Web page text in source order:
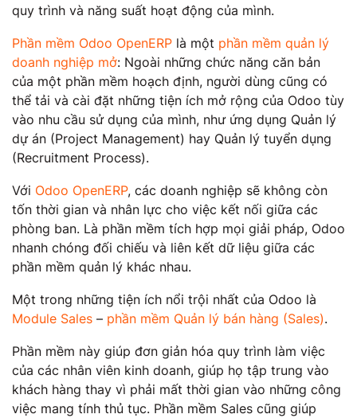
quy trình và năng suất hoạt động của mình.
Phần mềm Odoo OpenERP là một phần mềm quản lý
doanh nghiệp mở: Ngoài những chức năng căn bản
của một phần mềm hoạch định, người dùng cũng có
thể tải và cài đặt những tiện ích mở rộng của Odoo tùy
vào nhu cầu sử dụng của mình, như ứng dụng Quản lý
dự án (Project Management) hay Quản lý tuyển dụng
(Recruitment Process).
Với Odoo OpenERP, các doanh nghiệp sẽ không còn
tốn thời gian và nhân lực cho việc kết nối giữa các
phòng ban. Là phần mềm tích hợp mọi giải pháp, Odoo
nhanh chóng đối chiếu và liên kết dữ liệu giữa các
phần mềm quản lý khác nhau.
Một trong những tiện ích nổi trội nhất của Odoo là
Module Sales – phần mềm Quản lý bán hàng (Sales).
Phần mềm này giúp đơn giản hóa quy trình làm việc
của các nhân viên kinh doanh, giúp họ tập trung vào
khách hàng thay vì phải mất thời gian vào những công
việc mang tính thủ tục. Phần mềm Sales cũng giúp